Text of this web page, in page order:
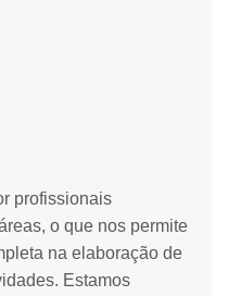
profissionais
o que nos permite
na elaboração de
Estamos